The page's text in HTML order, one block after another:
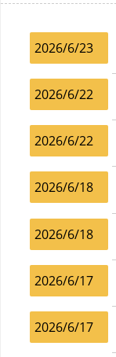
2026/6/23
2026/6/22
2026/6/22
2026/6/18
2026/6/18
2026/6/17
2026/6/17